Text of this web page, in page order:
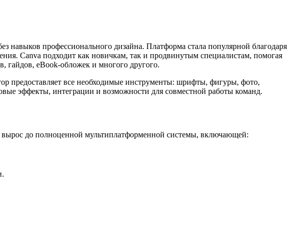
навыков профессионального дизайна. Платформа стала популярной благодаря
Canva подходит как новичкам, так и продвинутым специалистам, помогая
гайдов, eBook-обложек и многого другого.
предоставляет все необходимые инструменты: шрифты, фигуры, фото,
эффекты, интеграции и возможности для совместной работы команд.
до полноценной мультиплатформенной системы, включающей: